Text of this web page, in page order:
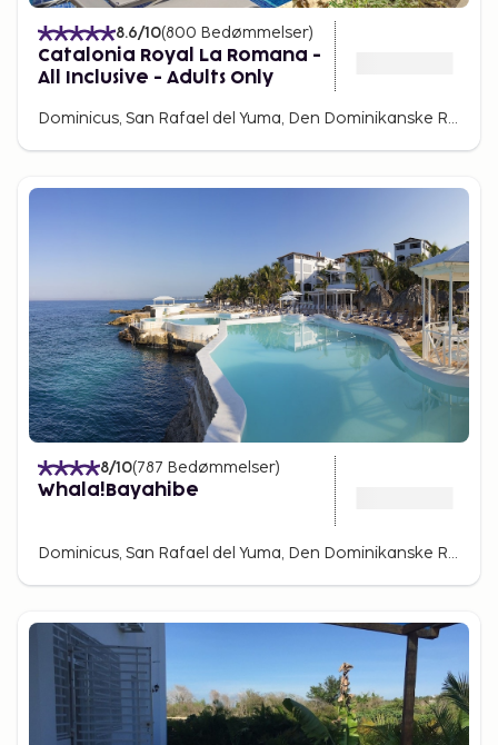
8.6/10(800 Bedømmelser)
Catalonia Royal La Romana -
All Inclusive - Adults Only
Dominicus, San Rafael del Yuma, Den Dominikanske Republik
8/10(787 Bedømmelser)
Whala!Bayahibe
Dominicus, San Rafael del Yuma, Den Dominikanske Republik